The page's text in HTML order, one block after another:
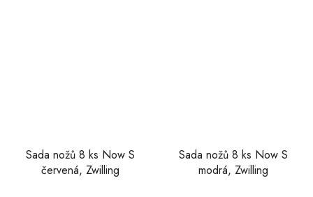
Sada nožů 8 ks Now S
červená, Zwilling
Sada nožů 8 ks Now S
modrá, Zwilling